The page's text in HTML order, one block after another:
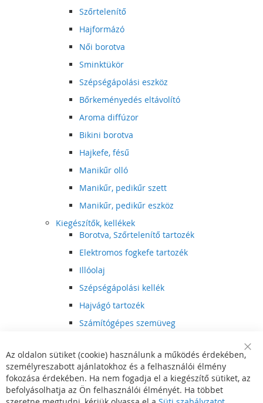
Szőrtelenítő
Hajformázó
Női borotva
Sminktükör
Szépségápolási eszköz
Bőrkeményedés eltávolító
Aroma diffúzor
Bikini borotva
Hajkefe, fésű
Manikűr olló
Manikűr, pedikűr szett
Manikűr, pedikűr eszköz
Kiegészítők, kellékek
Borotva, Szőrtelenítő tartozék
Elektromos fogkefe tartozék
Illóolaj
Szépségápolási kellék
Hajvágó tartozék
Számítógépes szemüveg
Hajvágó kiegészítő
Szórakoztató elektronika
Multimédia
DVD, BluRay lejátszó
Bar
Az oldalon sütiket (cookie) használunk a működés érdekében,
személyreszabott ajánlatokhoz és a felhasználói élmény
fokozása érdekében. Ha nem fogadja el a kiegészítő sütiket, az
befolyásolhatja az Ön felhasználói élményét. Ha többet